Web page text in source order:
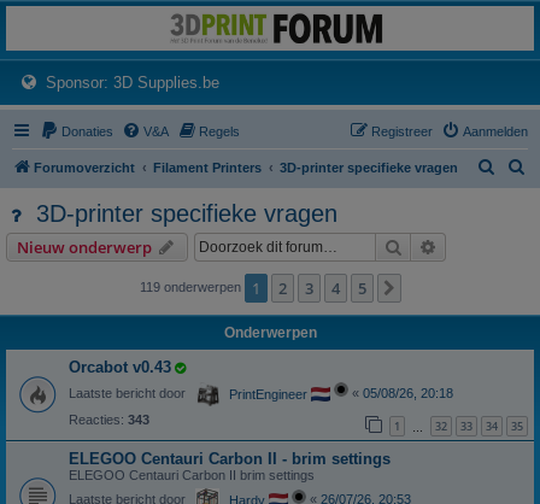
Het 3D print forum van de Benelux na de sluiting van 3dprintforum.nl
Sponsor: 3D Supplies.be(Opens a new tab)
Donaties V&A Regels Aanmelden
Registreer
Forumoverzicht Filament Printers 3D-printer specifieke vragen
3D-printer specifieke vragen
Nieuw onderwerp Zoek
119 onderwerpen 1 2 3 4 5
Onderwerpen
Orcabot v0.43
Laatste bericht door PrintEngineer « 05/08/26, 20:18
Reacties: 343 1 32 33 34 35
ELEGOO Centauri Carbon II - brim settings
ELEGOO Centauri Carbon II brim settings
Laatste bericht door
Hardy « 26/07/26, 20:53